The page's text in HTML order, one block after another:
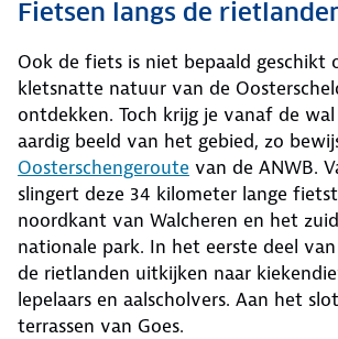
Fietsen langs de
Ook de fiets is niet bepaald geschikt
kletsnatte natuur van de
ontdekken. Toch krijg je vanaf de
aardig beeld van het gebied, zo
Oosterschengeroute van de ANWB.
slingert deze 34 kilometer lange
noordkant van Walcheren en het
nationale park. In het eerste deel
de rietlanden uitkijken naar
lepelaars en aalscholvers. Aan het
terrassen van Goes.